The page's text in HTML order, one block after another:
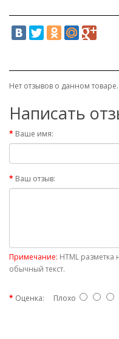
Нет отзывов о данном товаре.
Написать
Ваше имя:
Ваш отзыв:
Примечание: HTML разметка
обычный текст.
Оценка: Плохо